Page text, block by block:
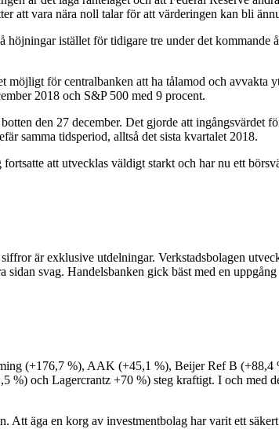
att vara nära noll talar för att värderingen kan bli
höjningar istället för tidigare tre under det kommande
för centralbanken att ha tålamod och avvakta
2018 och S&P 500 med 9 procent.
den 27 december. Det gjorde att ingångsvärdet
samma tidsperiod, alltså det sista kvartalet 2018.
att utvecklas väldigt starkt och har nu ett
är exklusive utdelningar. Verkstadsbolagen
svag. Handelsbanken gick bäst med en
(+176,7 %), AAK (+45,1 %), Beijer Ref B (+88,4
och Lagercrantz +70 %) steg kraftigt. I och med
äga en korg av investmentbolag har varit ett säkert